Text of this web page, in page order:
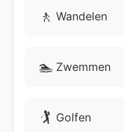
🚶 Wandelen
🏊 Zwemmen
🏌 Golfen